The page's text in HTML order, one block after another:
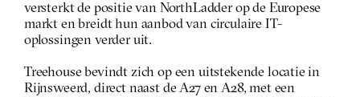
versterkt de positie van NorthLadder op de Europese
markt en breidt hun aanbod van circulaire IT-
oplossingen verder uit.
Treehouse bevindt zich op een uitstekende locatie in
Rijnsweerd, direct naast de A27 en A28, met een